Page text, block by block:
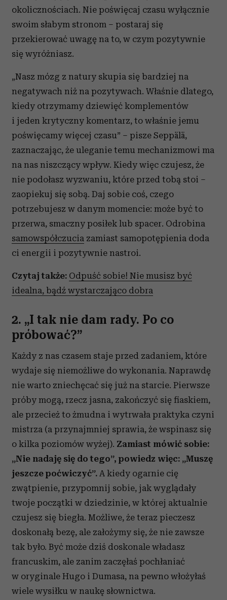
okolicznościach. Nie poświęcaj czasu wyłącznie
swoim słabym stronom – postaraj się
przekierować uwagę na to, w czym pozytywnie
się wyróżniasz.
„Nasz mózg z natury skupia się bardziej na
negatywach niż na pozytywach. Właśnie dlatego,
kiedy otrzymamy dziewięć komplementów
i jeden krytyczny komentarz, to właśnie jemu
poświęcamy więcej czasu” – pisze Seppälä,
zaznaczając, że uleganie temu mechanizmowi ma
na nas niszczący wpływ. Kiedy więc czujesz, że
nie podołasz wyzwaniu, które przed tobą stoi –
zaopiekuj się sobą. Daj sobie coś, czego
potrzebujesz w danym momencie: może być to
przerwa, smaczny posiłek lub spacer. Odrobina
samowspółczucia zamiast samopotępienia doda
ci energii i pozytywnie nastroi.
Czytaj także: Odpuść sobie! Nie musisz być
idealna, bądź wystarczająco dobra
2. „I tak nie dam rady. Po co
próbować?”
Każdy z nas czasem staje przed zadaniem, które
wydaje się niemożliwe do wykonania. Naprawdę
nie warto zniechęcać się już na starcie. Pierwsze
próby mogą, rzecz jasna, zakończyć się fiaskiem,
ale przecież to żmudna i wytrwała praktyka czyni
mistrza (a przynajmniej sprawia, że wspinasz się
o kilka poziomów wyżej). Zamiast mówić sobie:
„Nie nadaję się do tego”, powiedz więc: „Muszę
jeszcze poćwiczyć”. A kiedy ogarnie cię
zwątpienie, przypomnij sobie, jak wyglądały
twoje początki w dziedzinie, w której aktualnie
czujesz się biegła. Możliwe, że teraz pieczesz
doskonałą bezę, ale założymy się, że nie zawsze
tak było. Być może dziś doskonale władasz
francuskim, ale zanim zaczęłaś pochłaniać
w oryginale Hugo i Dumasa, na pewno włożyłaś
wiele wysiłku w naukę słownictwa.